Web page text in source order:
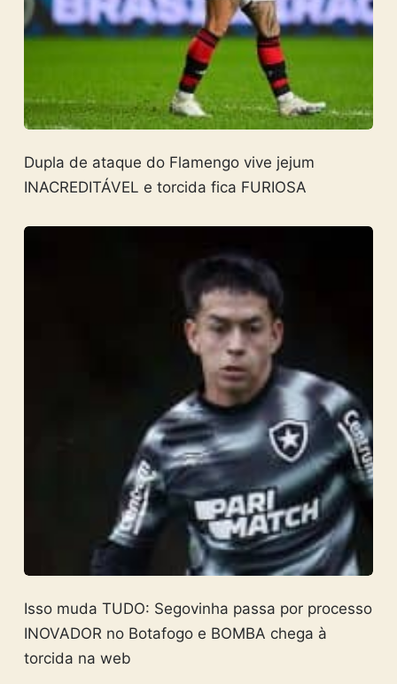
Dupla de ataque do Flamengo vive jejum
INACREDITÁVEL e torcida fica FURIOSA
Isso muda TUDO: Segovinha passa por processo
INOVADOR no Botafogo e BOMBA chega à
torcida na web